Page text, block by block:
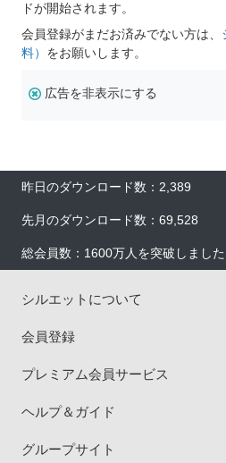
ドが開始されます。
会員登録がまだお済みでない方は、
料） をお願いします。
広告を非表示にする
昨日のダウンロード数：2,389
先月のダウンロード数：69,528
総会員数：1600万人を突破しました
シルエットについて
会員登録
プレミアム会員サービス
ヘルプ＆ガイド
グループサイト